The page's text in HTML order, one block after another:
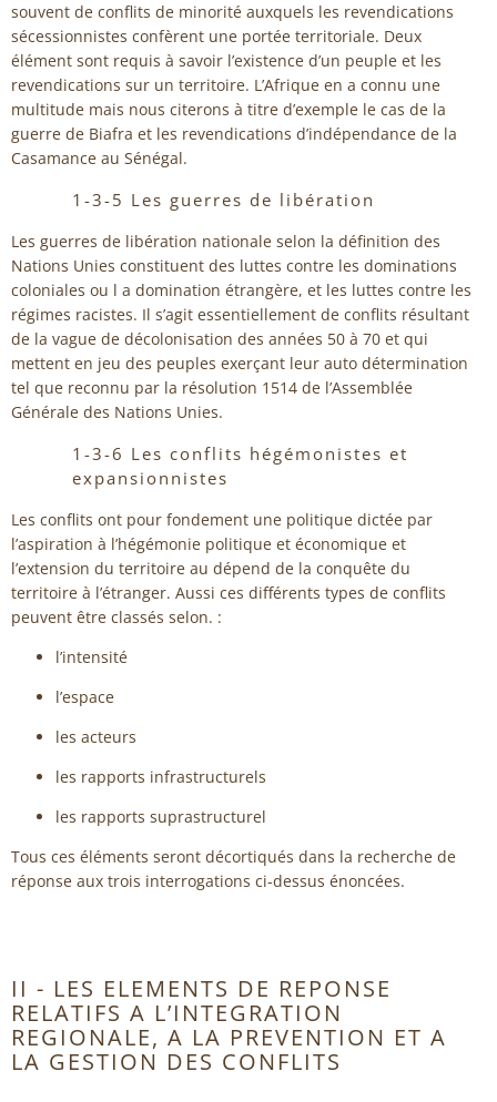
souvent de conflits de minorité auxquels les revendications
sécessionnistes confèrent une portée territoriale. Deux
élément sont requis à savoir l’existence d’un peuple et les
revendications sur un territoire. L’Afrique en a connu une
multitude mais nous citerons à titre d’exemple le cas de la
guerre de Biafra et les revendications d’indépendance de la
Casamance au Sénégal.
1-3-5 Les guerres de libération
Les guerres de libération nationale selon la définition des
Nations Unies constituent des luttes contre les dominations
coloniales ou l a domination étrangère, et les luttes contre les
régimes racistes. Il s’agit essentiellement de conflits résultant
de la vague de décolonisation des années 50 à 70 et qui
mettent en jeu des peuples exerçant leur auto détermination
tel que reconnu par la résolution 1514 de l’Assemblée
Générale des Nations Unies.
1-3-6 Les conflits hégémonistes et
expansionnistes
Les conflits ont pour fondement une politique dictée par
l’aspiration à l’hégémonie politique et économique et
l’extension du territoire au dépend de la conquête du
territoire à l’étranger. Aussi ces différents types de conflits
peuvent être classés selon. :
l’intensité
l’espace
les acteurs
les rapports infrastructurels
les rapports suprastructurel
Tous ces éléments seront décortiqués dans la recherche de
réponse aux trois interrogations ci-dessus énoncées.
II - LES ELEMENTS DE REPONSE
RELATIFS A L’INTEGRATION
REGIONALE, A LA PREVENTION ET A
LA GESTION DES CONFLITS